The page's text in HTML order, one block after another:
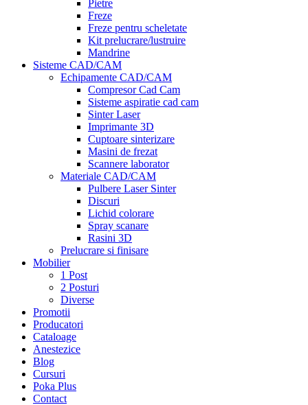
Pietre
Freze
Freze pentru scheletate
Kit prelucrare/lustruire
Mandrine
Sisteme CAD/CAM
Echipamente CAD/CAM
Compresor Cad Cam
Sisteme aspiratie cad cam
Sinter Laser
Imprimante 3D
Cuptoare sinterizare
Masini de frezat
Scannere laborator
Materiale CAD/CAM
Pulbere Laser Sinter
Discuri
Lichid colorare
Spray scanare
Rasini 3D
Prelucrare si finisare
Mobilier
1 Post
2 Posturi
Diverse
Promotii
Producatori
Cataloage
Anestezice
Blog
Cursuri
Poka Plus
Contact